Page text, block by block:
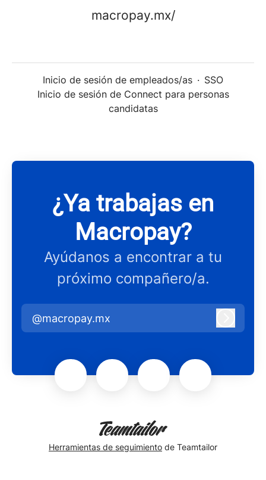
macropay.mx/
Inicio de sesión de empleados/as · SSO
Inicio de sesión de Connect para personas
candidatas
¿Ya trabajas en
Macropay?
Ayúdanos a encontrar a tu
próximo compañero/a.
@macropay.mx
Herramientas de seguimiento de Teamtailor